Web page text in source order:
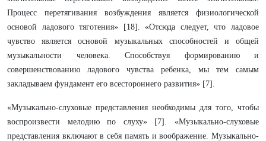
Процесс перетягивания возбуждения является физиологической
основой ладового тяготения» [18]. «Отсюда следует, что ладовое
чувство является основой музыкальных способностей и общей
музыкальности человека. Способствуя формированию и
совершенствованию ладового чувства ребенка, мы тем самым
закладываем фундамент его всестороннего развития» [7].
«Музыкально-слуховые представления необходимы для того, чтобы
воспроизвести мелодию по слуху» [7]. «Музыкально-слуховые
представления включают в себя память и воображение. Музыкально-